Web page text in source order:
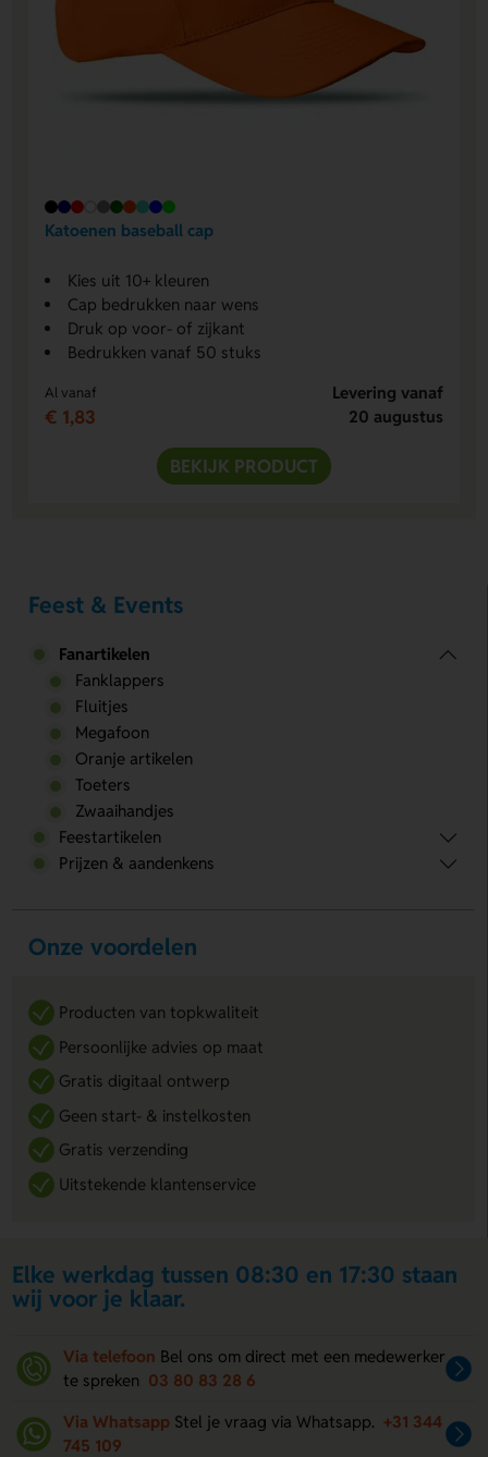
Katoenen baseball cap
Kies uit 10+ kleuren
Cap bedrukken naar wens
Druk op voor- of zijkant
Bedrukken vanaf 50 stuks
Al vanaf
€ 1,83
Levering vanaf
20 augustus
BEKIJK PRODUCT
Feest & Events
Fanartikelen
Fanklappers
Fluitjes
Megafoon
Oranje artikelen
Toeters
Zwaaihandjes
Feestartikelen
Prijzen & aandenkens
Onze voordelen
Producten van topkwaliteit
Persoonlijke advies op maat
Gratis digitaal ontwerp
Geen start- & instelkosten
Gratis verzending
Uitstekende klantenservice
Elke werkdag tussen 08:30 en 17:30 staan
wij voor je klaar.
Via telefoon Bel ons om direct met een medewerker
te spreken 03 80 83 28 6
Via Whatsapp Stel je vraag via Whatsapp. +31 344
745 109